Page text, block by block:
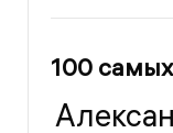
100